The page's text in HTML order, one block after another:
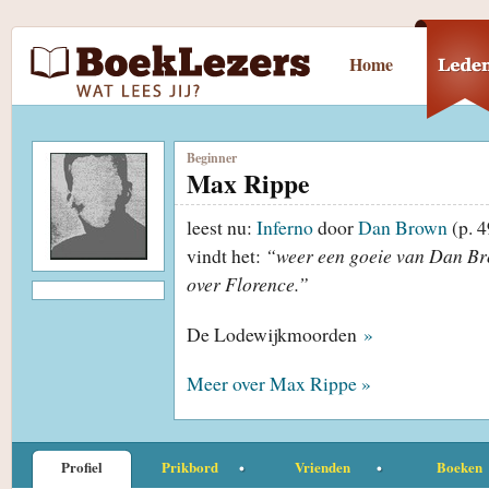
Home
Beginner
Max Rippe
leest nu: InfernodoorDan Brown(p.
vindt het: “weer een goeie van Dan
over Florence.”
De Lodewijkmoorden »
Meer over Max Rippe »
Profiel Prikbord Vrienden Boeken